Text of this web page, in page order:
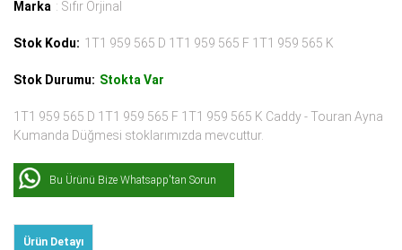
Marka : Sıfır Orjinal
Stok Kodu: 1T1 959 565 D 1T1 959 565 F 1T1 959 565 K
Stok Durumu: Stokta Var
1T1 959 565 D 1T1 959 565 F 1T1 959 565 K Caddy - Touran Ayna
Kumanda Düğmesi stoklarımızda mevcuttur.
Bu Ürünü Bize Whatsapp'tan Sorun
Ürün Detayı